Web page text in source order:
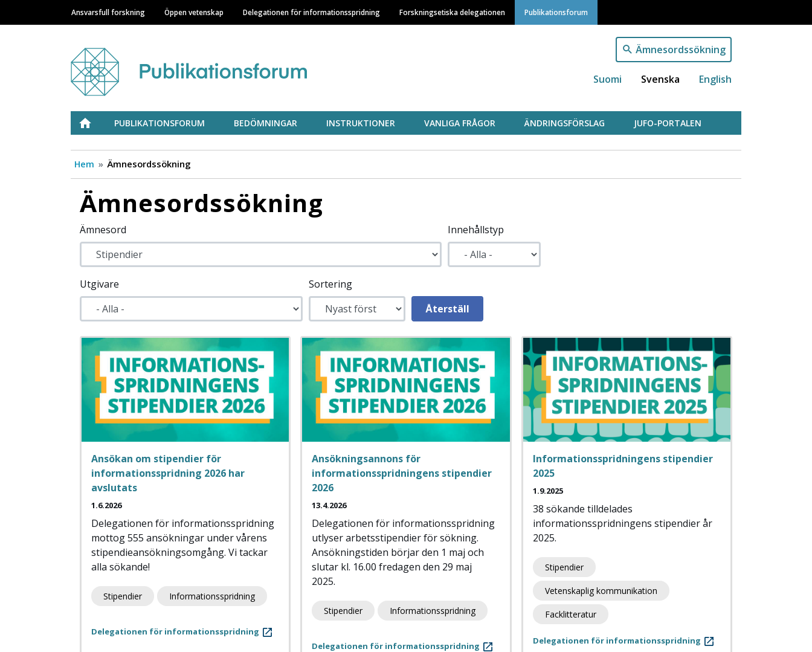
Hoppa
till
Main navigation
Ansvarsfull forskning Öppen vetenskap Delegationen för informationsspridning Forskningsetiska delegationen Publikationsforum
Ämnesordssökning
Suomi Svenska English
Julkaisufoorumi
ETUSIVUPUBLIKATIONSFORUM BEDÖMNINGAR INSTRUKTIONER VANLIGA FRÅGOR ÄNDRINGSFÖRSLAG JUFO-PORTALEN
Hem Ämnesordssökning
Ämnesordssökning
Ämnesord Innehållstyp
Utgivare Sortering
Ansökan om stipendier för
informationsspridning 2026 har
avslutats
1.6.2026
Delegationen för informationsspridning
mottog 555 ansökningar under vårens
stipendieansökningsomgång. Vi tackar
alla sökande!
Stipendier Informationsspridning
Delegationen för informationsspridning
Ansökningsannons för
informationsspridningens stipendier
2026
13.4.2026
Delegationen för informationsspridning
utlyser arbetsstipendier för sökning.
Ansökningstiden börjar den 1 maj och
slutar kl. 16.00 fredagen den 29 maj
2025.
Stipendier Informationsspridning
Delegationen för informationsspridning
Informationsspridningens stipendier
2025
1.9.2025
38 sökande tilldelades
informationsspridningens stipendier år
2025.
Stipendier
Vetenskaplig kommunikation
Facklitteratur
Delegationen för informationsspridning